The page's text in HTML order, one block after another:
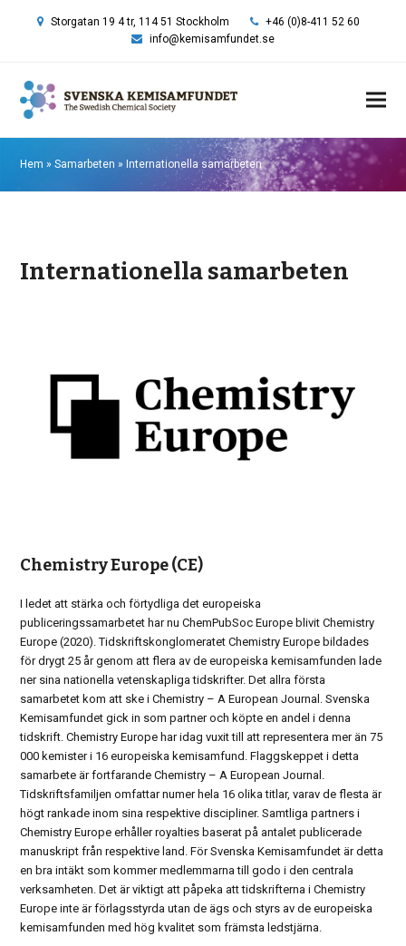
Storgatan 19 4 tr, 114 51 Stockholm
+46 (0)8-411 52 60
info@kemisamfundet.se
Hem »Samarbeten » Internationella samarbeten
Internationella samarbeten
Chemistry Europe (CE)
I ledet att stärka och förtydliga det europeiska
publiceringssamarbetet har nu ChemPubSoc Europe blivit Chemistry
Europe (2020). Tidskriftskonglomeratet Chemistry Europe bildades
för drygt 25 år genom att flera av de europeiska kemisamfunden lade
ner sina nationella vetenskapliga tidskrifter. Det allra första
samarbetet kom att ske i Chemistry – A European Journal. Svenska
Kemisamfundet gick in som partner och köpte en andel i denna
tidskrift. Chemistry Europe har idag vuxit till att representera mer än 75
000 kemister i 16 europeiska kemisamfund. Flaggskeppet i detta
samarbete är fortfarande Chemistry – A European Journal.
Tidskriftsfamiljen omfattar numer hela 16 olika titlar, varav de flesta är
högt rankade inom sina respektive discipliner. Samtliga partners i
Chemistry Europe erhåller royalties baserat på antalet publicerade
manuskript från respektive land. För Svenska Kemisamfundet är detta
en bra intäkt som kommer medlemmarna till godo i den centrala
verksamheten. Det är viktigt att påpeka att tidskrifterna i Chemistry
Europe inte är förlagsstyrda utan de ägs och styrs av de europeiska
kemisamfunden med hög kvalitet som främsta ledstjärna.